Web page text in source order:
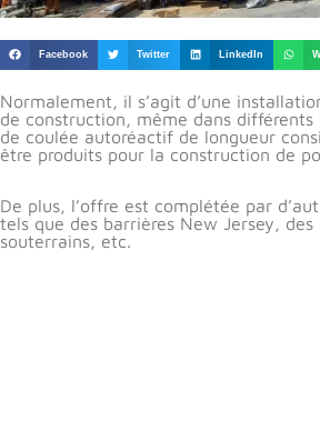
Facebook Twitter LinkedIn
Normalement, il s’agit d’une
de construction, même dans
de coulée autoréactif de longueur
être produits pour la construction de
De plus, l’offre est complétée par
tels que des barrières New Jersey,
souterrains, etc.